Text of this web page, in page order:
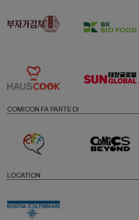
COMICON FA PARTE DI
LOCATION